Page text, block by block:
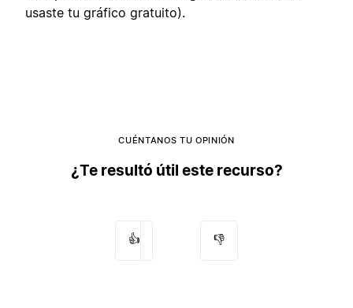
usaste tu gráfico gratuito).
CUÉNTANOS TU OPINIÓN
¿Te resultó útil este recurso?
👍 👎